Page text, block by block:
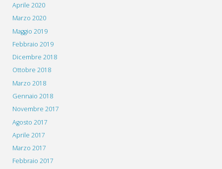
Aprile 2020
Marzo 2020
Maggio 2019
Febbraio 2019
Dicembre 2018
Ottobre 2018
Marzo 2018
Gennaio 2018
Novembre 2017
Agosto 2017
Aprile 2017
Marzo 2017
Febbraio 2017